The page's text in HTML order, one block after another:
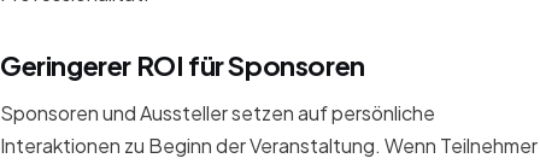
Geringerer ROI für Sponsoren
Sponsoren und Aussteller setzen auf persönliche
Interaktionen zu Beginn der Veranstaltung. Wenn Teilnehmer